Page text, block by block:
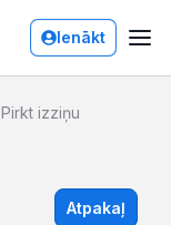
Ienākt
Pirkt izziņu
Atpakaļ